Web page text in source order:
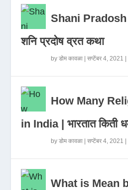
Shani
शनि प्रदोष व्रत कथा
byडोम कावळा |सप्टेंबर 4, 2021
How Many
in India | भारतात किती
byडोम कावळा |सप्टेंबर 4, 2021
What is Mean